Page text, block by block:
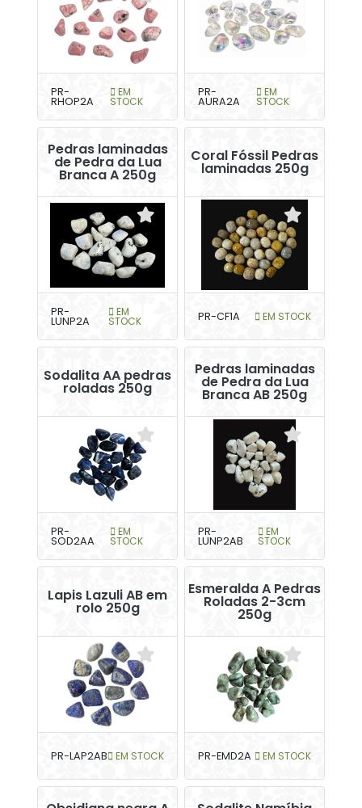
PR-
RHOP2A
EM
STOCK
PR-
AURA2A
EM
STOCK
Pedras laminadas
de Pedra da Lua
Branca A 250g
PR-
LUNP2A
EM
STOCK
Coral Fóssil Pedras
laminadas 250g
PR-CF1A EM STOCK
Sodalita AA pedras
roladas 250g
PR-
SOD2AA
EM
STOCK
Pedras laminadas
de Pedra da Lua
Branca AB 250g
PR-
LUNP2AB
EM
STOCK
Lapis Lazuli AB em
rolo 250g
PR-LAP2AB EM STOCK
Esmeralda A Pedras
Roladas 2-3cm
250g
PR-EMD2A EM STOCK